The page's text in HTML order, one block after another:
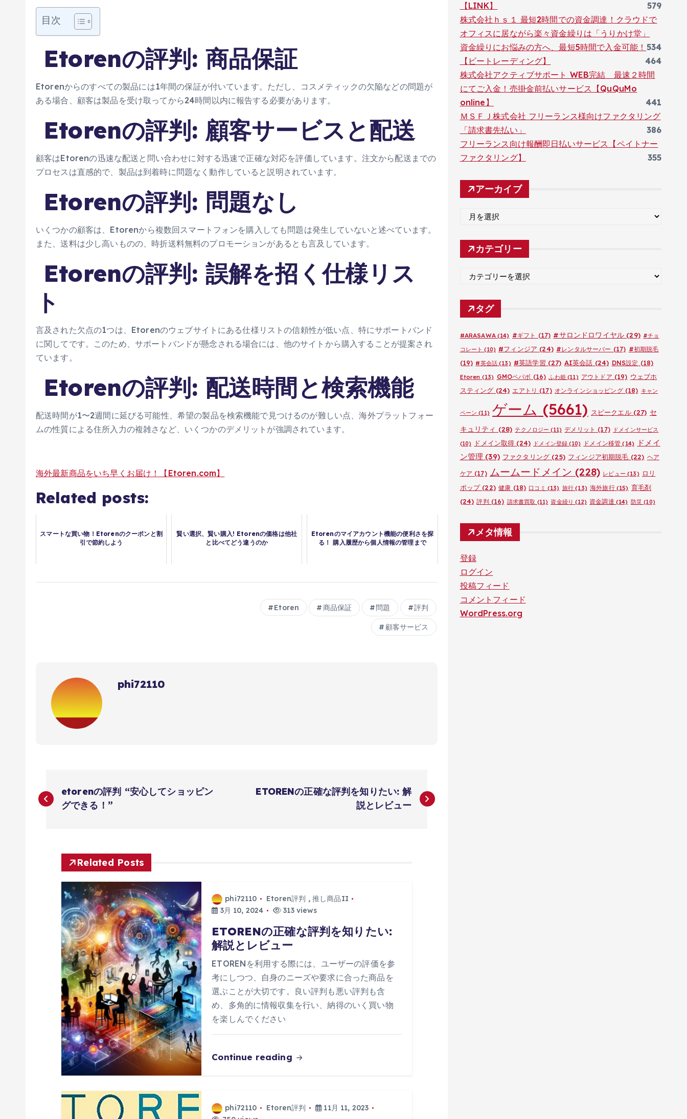
目次
Etorenの評判: 商品保証
Etorenからのすべての製品には1年間の保証が付いています。ただし、コスメティックの欠陥などの問題が
ある場合、顧客は製品を受け取ってから24時間以内に報告する必要があります​。
Etorenの評判: 顧客サービスと配送
顧客はEtorenの迅速な配送と問い合わせに対する迅速で正確な対応を評価しています。注文から配送までの
プロセスは直感的で、製品は到着時に問題なく動作していると説明されています​。
Etorenの評判: 問題なし
いくつかの顧客は、Etorenから複数回スマートフォンを購入しても問題は発生していないと述べています。
また、送料は少し高いものの、時折送料無料のプロモーションがあるとも言及しています​。
Etorenの評判: 誤解を招く仕様リス
ト
言及された欠点の1つは、Etorenのウェブサイトにある仕様リストの信頼性が低い点、特にサポートバンド
に関してです。このため、サポートバンドが懸念される場合には、他のサイトから購入することが提案され
ています​。
Etorenの評判: 配送時間と検索機能
配送時間が1〜2週間に延びる可能性、希望の製品を検索機能で見つけるのが難しい点、海外プラットフォー
ムの性質による住所入力の複雑さなど、いくつかのデメリットが強調されています​​。
海外最新商品をいち早くお届け！【Etoren.com】
Related posts:
スマートな買い物！Etorenのクーポンと割
引で節約しよう
賢い選択、賢い購入! Etorenの価格は他社
と比べてどう違うのか
Etorenのマイアカウント機能の便利さを探
る！ 購入履歴から個人情報の管理まで
Etoren 商品保証 問題 評判
顧客サービス
phi72110
投
稿
etorenの評判 “安心してショッピン
グできる！”
ETORENの正確な評判を知りたい: 解
説とレビュー
Related Posts
phi72110 Etoren評判 , 推し商品II
3月 10, 2024
313 views
ETORENの正確な評判を知りたい:
解説とレビュー
ETORENを利用する際には、ユーザーの評価を参
考にしつつ、自身のニーズや要求に合った商品を
選ぶことが大切です。良い評判も悪い評判も含
め、多角的に情報収集を行い、納得のいく買い物
を楽しんでください
Continue reading
phi72110 Etoren評判
11月 11, 2023
【LINK】
579
株式会社ｈｓ１ 最短2時間での資金調達！クラウドで
オフィスに居ながら楽々資金繰りは「うりかけ堂」
534
資金繰りにお悩みの方へ、最短5時間で入金可能！
【ビートレーディング】
464
株式会社アクティブサポート WEB完結 最速２時間
にてご入金！売掛金前払いサービス【QuQuMo
online】
441
ＭＳＦＪ株式会社 フリーランス様向けファクタリング
「請求書先払い」
386
フリーランス向け報酬即日払いサービス【ペイトナー
ファクタリング】
355
アーカイブ
カ
イ
カテゴリー
ゴ
リ
タグ
#ARASAWA(14) #ギフト (17) #サロンドロワイヤル (29) #チョ
コレート (10) #フィンジア (24) #レンタルサーバー (17) #初期脱毛
(19) #英会話 (13) #英語学習 (27) AI英会話 (24) DNS設定 (18)
Etoren (13) GMOペパボ (16) ふわ姫(11) アウトドア (19) ウェブホ
スティング (24) エアトリ (17) オンラインショッピング(18) キャン
ペーン (11) ゲーム (5661) スピークエル(27) セ
キュリティ (28) テクノロジー (11) デメリット (17)
ドメインサービス
(10)
ドメイン取得 (24) ドメイン登録 (10) ドメイン移管 (14)
ドメイ
ン管理 (39) ファクタリング (25) フィンジア初期脱毛 (22) ヘア
ケア (17) ムームードメイン (228) レビュー (13) ロリ
ポップ(22) 健康 (18) 口コミ (13) 旅行 (13) 海外旅行(15) 育毛剤
(24) 評判 (16) 請求書買取 (11) 資金繰り (12) 資金調達 (14) 防災 (10)
メタ情報
登録
ログイン
投稿フィード
コメントフィード
WordPress.org